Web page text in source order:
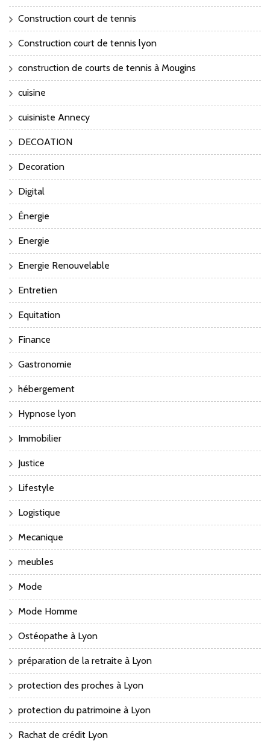
Construction court de tennis
Construction court de tennis lyon
construction de courts de tennis à Mougins
cuisine
cuisiniste Annecy
DECOATION
Decoration
Digital
Énergie
Energie
Energie Renouvelable
Entretien
Equitation
Finance
Gastronomie
hébergement
Hypnose lyon
Immobilier
Justice
Lifestyle
Logistique
Mecanique
meubles
Mode
Mode Homme
Ostéopathe à Lyon
préparation de la retraite à Lyon
protection des proches à Lyon
protection du patrimoine à Lyon
Rachat de crédit Lyon